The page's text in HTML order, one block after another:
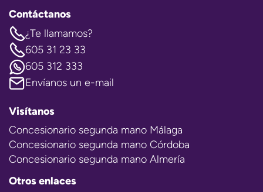
Contáctanos
¿Te llamamos?
605 31 23 33
605 312 333
Envíanos un e-mail
Visítanos
Concesionario segunda mano Málaga
Concesionario segunda mano Córdoba
Concesionario segunda mano Almería
Otros enlaces